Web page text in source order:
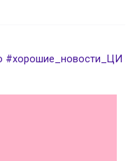
#хорошие_новости_ЦИ